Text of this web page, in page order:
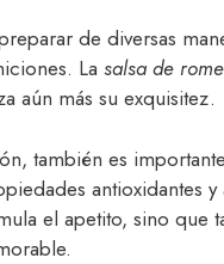
de diversas
La salsa de
aún más su exquisitez.
también es
antioxidantes
el apetito, sino